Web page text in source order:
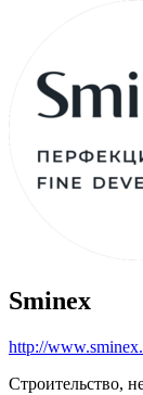
Sminex
http://
Строительство,